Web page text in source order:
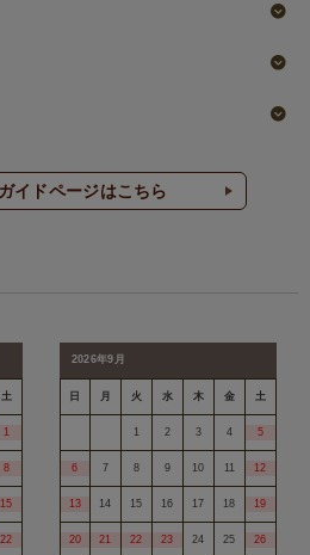
イドページはこちら
土
1
8
15
22
2026年9月
日 月 火 水 木 金 土
1 2 3 4 5
6 7 8 9 10 11 12
13 14 15 16 17 18 19
20 21 22 23 24 25 26